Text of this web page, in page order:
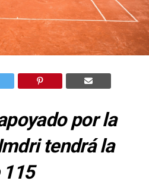
por la
tendrá la